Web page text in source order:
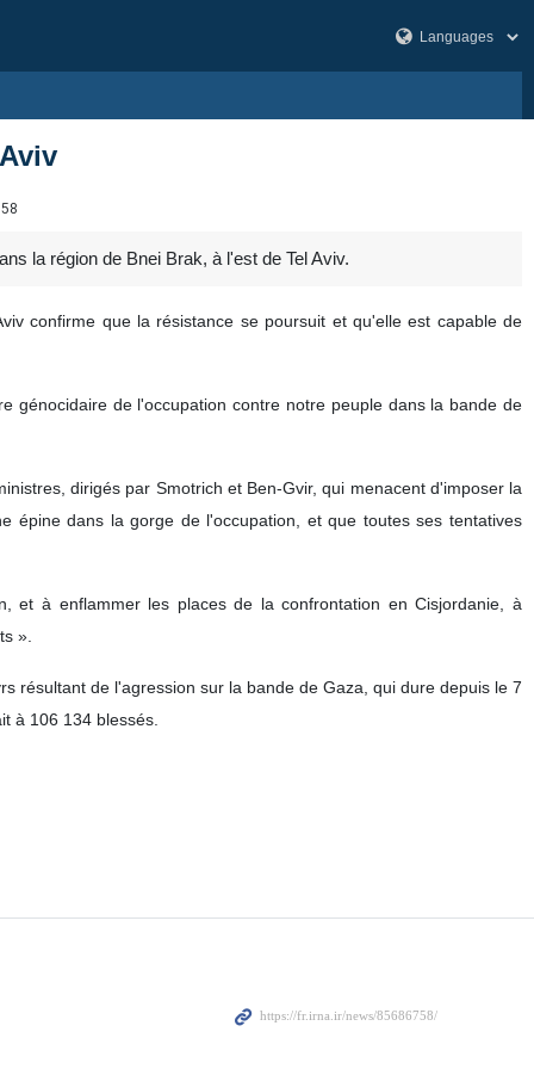
la région de Bnei Brak, à l'est de Tel Aviv.
confirme que la résistance se poursuit et qu'elle est capable de
génocidaire de l'occupation contre notre peuple dans la bande de
dirigés par Smotrich et Ben-Gvir, qui menacent d'imposer la
épine dans la gorge de l'occupation, et que toutes ses tentatives
et à enflammer les places de la confrontation en Cisjordanie, à
».
résultant de l'agression sur la bande de Gaza, qui dure depuis le 7
à 106 134 blessés.